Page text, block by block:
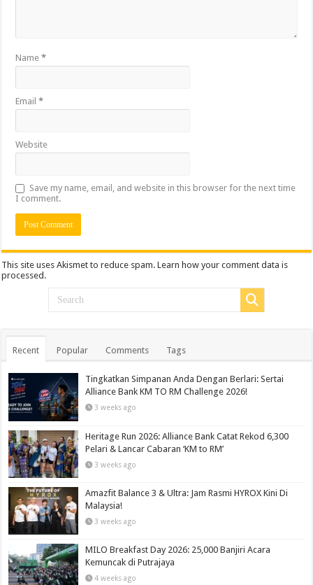
Name*
Email*
Website
Save my name, email, and website in this browser for the next time
I comment.
This site uses Akismet to reduce spam.Learn how your comment data is
processed.
Recent Popular Comments Tags
Tingkatkan Simpanan Anda Dengan Berlari: Sertai
Alliance Bank KM TO RM Challenge 2026!
3 weeks ago
Heritage Run 2026: Alliance Bank Catat Rekod 6,300
Pelari & Lancar Cabaran ‘KM to RM’
3 weeks ago
Amazfit Balance 3 & Ultra: Jam Rasmi HYROX Kini Di
Malaysia!
3 weeks ago
MILO Breakfast Day 2026: 25,000 Banjiri Acara
Kemuncak di Putrajaya
4 weeks ago